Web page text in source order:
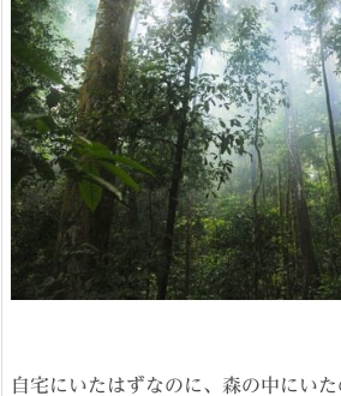
自宅にいたはずなのに、森の中にいた